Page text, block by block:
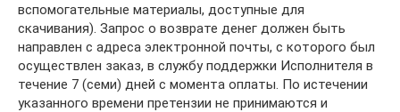
вспомогательные материалы, доступные для
скачивания). Запрос о возврате денег должен быть
направлен с адреса электронной почты, с которого был
осуществлен заказ, в службу поддержки Исполнителя в
течение 7 (семи) дней с момента оплаты. По истечении
указанного времени претензии не принимаются и